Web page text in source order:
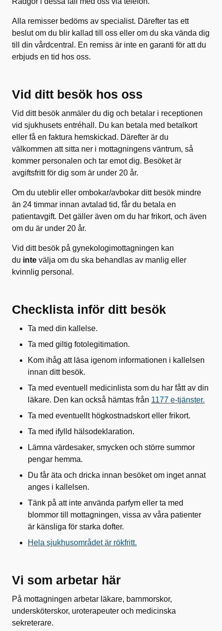
Alla remisser bedöms av specialist. Därefter tas ett
beslut om du blir kallad till oss eller om du ska vända dig
till din vårdcentral. En remiss är inte en garanti för att du
erbjuds en tid hos oss.
Vid ditt besök hos oss
Vid ditt besök anmäler du dig och betalar i receptionen
vid sjukhusets entréhall. Du kan betala med betalkort
eller få en faktura hemskickad. Därefter är du
välkommen att sitta ner i mottagningens väntrum, så
kommer personalen och tar emot dig. Besöket är
avgiftsfritt för dig som är under 20 år.
Om du uteblir eller ombokar/avbokar ditt besök mindre
än 24 timmar innan avtalad tid, får du betala en
patientavgift. Det gäller även om du har frikort, och även
om du är under 20 år.
Vid ditt besök på gynekologimottagningen kan
du inte välja om du ska behandlas av manlig eller
kvinnlig personal.
Checklista inför ditt besök
Ta med din kallelse.
Ta med giltig fotolegitimation.
Kom ihåg att läsa igenom informationen i kallelsen
innan ditt besök.
Ta med eventuell medicinlista som du har fått av din
läkare. Den kan också hämtas från 1177 e-tjänster.
Ta med eventuellt högkostnadskort eller frikort.
Ta med ifylld hälsodeklaration.
Lämna värdesaker, smycken och större summor
pengar hemma.
Du får äta och dricka innan besöket om inget annat
anges i kallelsen.
Tänk på att inte använda parfym eller ta med
blommor till mottagningen, vissa av våra patienter
är känsliga för starka dofter.
Hela sjukhusområdet är rökfritt.
Vi som arbetar här
På mottagningen arbetar läkare, barnmorskor,
undersköterskor, uroterapeuter och medicinska
sekreterare.